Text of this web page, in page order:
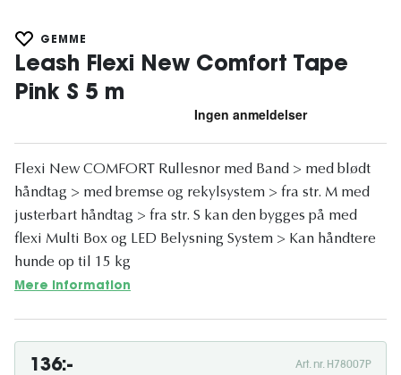
GEMME
Leash Flexi New Comfort Tape
Pink S 5 m
Flexi New COMFORT Rullesnor med Band > med blødt
håndtag > med bremse og rekylsystem > fra str. M med
justerbart håndtag > fra str. S kan den bygges på med
flexi Multi Box og LED Belysning System > Kan håndtere
hunde op til 15 kg
Mere information
136:- Art. nr. H78007P